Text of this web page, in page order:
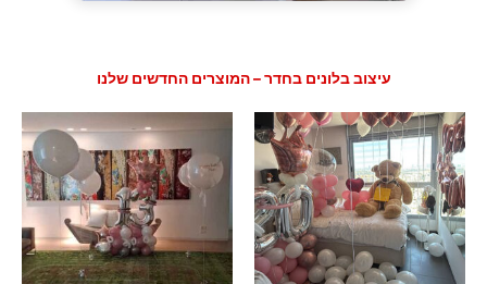
עיצוב בלונים בחדר – המוצרים החדשים שלנו